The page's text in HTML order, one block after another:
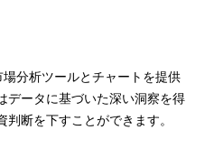
分析ツールとチャートを提供
データに基づいた深い洞察を得
断を下すことができます。